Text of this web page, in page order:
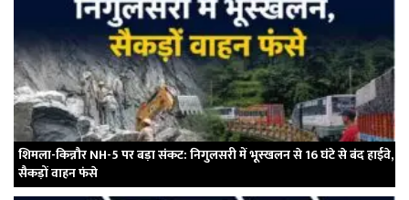
शिमला-किन्नौर NH-5 पर बड़ा संकट: निगुलसरी में भूस्खलन से 16 घंटे से बंद हाईवे,
सैकड़ों वाहन फंसे